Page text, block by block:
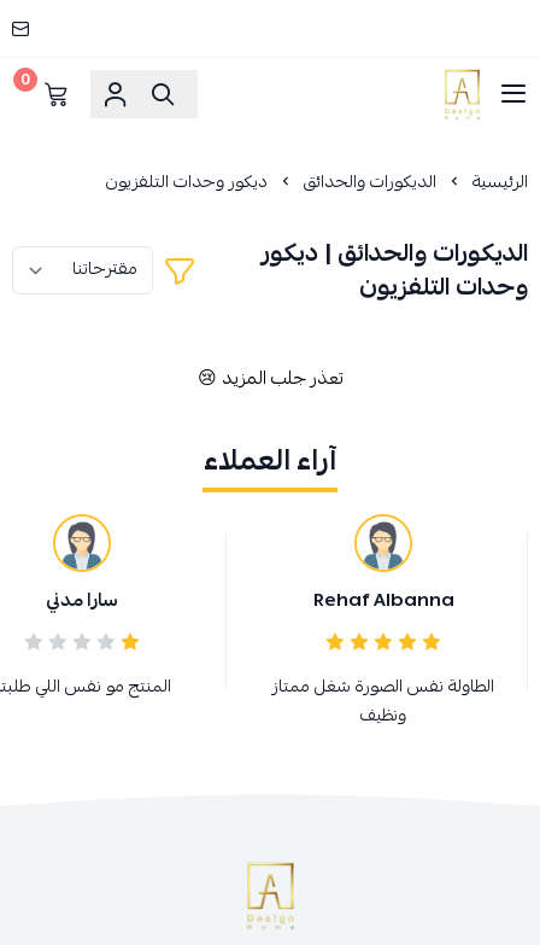
AD HOME
0
الرئيسية الديكورات والحدائق ديكور وحدات التلفزيون
الديكورات والحدائق | ديكور
وحدات التلفزيون
تعذر جلب المزيد 😢
آراء العملاء
Rehaf Albanna
الطاولة نفس الصورة شغل ممتاز
ونظيف
سارا مدني
المنتج مو نفس اللي